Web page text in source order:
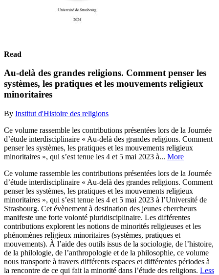
Read
Au-delà des grandes religions. Comment penser les
systèmes, les pratiques et les mouvements religieux
minoritaires
By Institut d'Histoire des religions
Ce volume rassemble les contributions présentées lors de la Journée
d’étude interdisciplinaire « Au-delà des grandes religions. Comment
penser les systèmes, les pratiques et les mouvements religieux
minoritaires », qui s’est tenue les 4 et 5 mai 2023 à... More
Ce volume rassemble les contributions présentées lors de la Journée
d’étude interdisciplinaire « Au-delà des grandes religions. Comment
penser les systèmes, les pratiques et les mouvements religieux
minoritaires », qui s’est tenue les 4 et 5 mai 2023 à l’Université de
Strasbourg. Cet évènement à destination des jeunes chercheurs
manifeste une forte volonté pluridisciplinaire. Les différentes
contributions explorent les notions de minorités religieuses et les
phénomènes religieux minoritaires (systèmes, pratiques et
mouvements). À l’aide des outils issus de la sociologie, de l’histoire,
de la philologie, de l’anthropologie et de la philosophie, ce volume
nous transporte à travers différents espaces et différentes périodes à
la rencontre de ce qui fait la minorité dans l’étude des religions. Less